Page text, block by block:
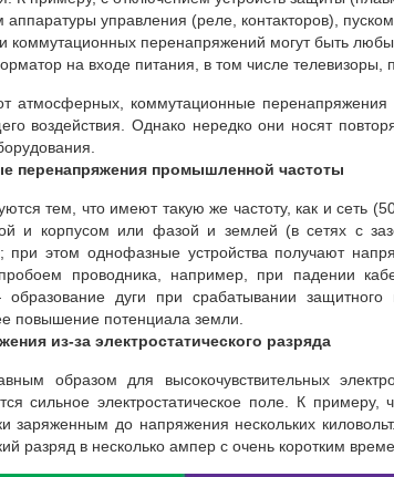
аппаратуры управления (реле, контакторов),
коммутационных перенапряжений могут быть
на входе питания, в том числе
атмосферных, коммутационные
воздействия. Однако нередко они носят
перенапряжения промышленной частоты
тем, что имеют такую же частоту, как и сеть
и корпусом или фазой и землей (в сетях с
при этом однофазные устройства получают
проводника, например, при падении
дуги при срабатывании защитного
повышение потенциала земли.
из-за электростатического разряда
образом для высокочувствительных
сильное электростатическое поле. К
заряженным до напряжения нескольких
разряд в несколько ампер с очень коротким